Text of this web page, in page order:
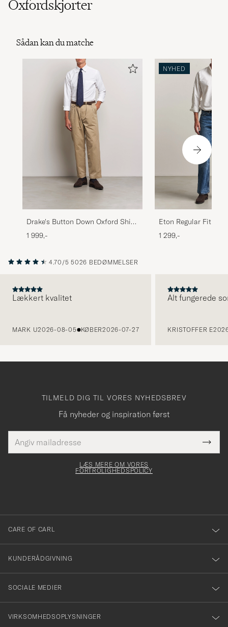
Oxfordskjorter
Sådan kan du matche
Drake's Button Down Oxford Shirt
White
1 999,-
NYHED
Eton Regular Fit Ivy
White
1 299,-
4.70/5 5026 BEDØMMELSER
Lækkert kvalitet
MARK U2026-08-05 KØBER2026-07-27
Alt fungerede
KRISTOFFER E
TILMELD DIG TIL VORES NYHEDSBREV
Få nyheder og inspiration først
mailadresse
skal
Tack
för
dig
till
vårt
nyhetsbrev!
LÆS MERE OM VORES
FORTROLIGHEDSPOLICY
CARE OF CARL
KUNDERÅDGIVNING
SOCIALE MEDIER
VIRKSOMHEDSOPLYSNINGER